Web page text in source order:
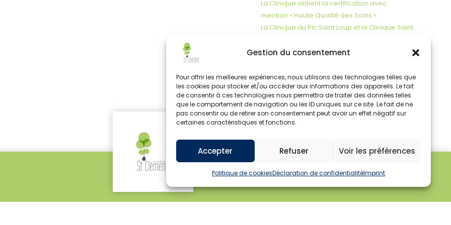
Gestion du consentement
Pour offrir les meilleures expériences, nous utilisons des technologies telles que
les cookies pour stocker et/ou accéder aux informations des appareils. Le fait
de consentir à ces technologies nous permettra de traiter des données telles
que le comportement de navigation ou les ID uniques sur ce site. Le fait de ne
pas consentir ou de retirer son consentement peut avoir un effet négatif sur
certaines caractéristiques et fonctions.
Accepter Refuser Voir les préférences
Politique de cookiesDéclaration de confidentialitéImprint
La Clinique obtient la certification avec
mention « Haute Qualité des Soins »
La Clinique du Pic Saint Loup et la Clinique Saint
des patients !
Commentaires récents
Aucun commentaire à afficher.